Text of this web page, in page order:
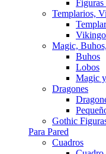
Figuras
Templarios,
Magic,
Buhos
Lobos
Magic
Dragones
Gothic
Para Pared
Cuadros